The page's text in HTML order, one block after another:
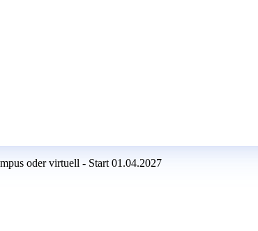
oder virtuell - Start 01.04.2027